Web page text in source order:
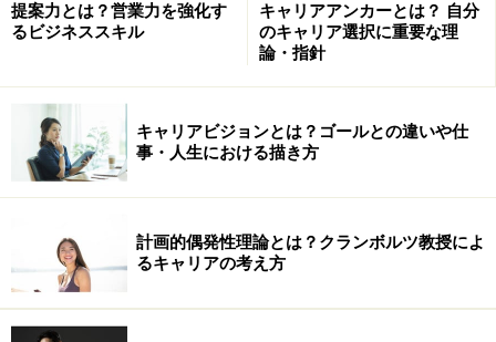
ご紹介する分析手順を実行してみてください。
※記事内容は執筆時点のものです。最新の内容をご確認くださ
1/ 2
提案力とは？営業力を強化す
るビジネススキル
キャリアアンカーとは？ 自分
のキャリア選択に重要な理
論・指針
キャリアビジョンとは？ゴールとの違いや仕
事・人生における描き方
計画的偶発性理論とは？クランボルツ教授によ
るキャリアの考え方